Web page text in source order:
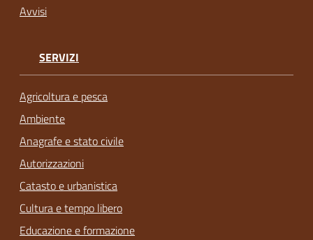
Avvisi
SERVIZI
Agricoltura e pesca
Ambiente
Anagrafe e stato civile
Autorizzazioni
Catasto e urbanistica
Cultura e tempo libero
Educazione e formazione